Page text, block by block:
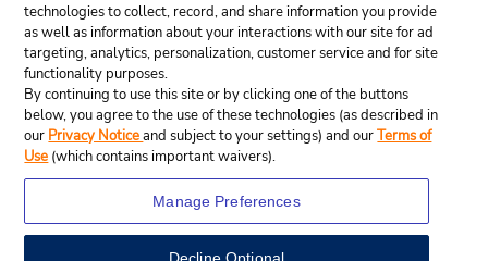
technologies to collect, record, and share information you provide
as well as information about your interactions with our site for ad
targeting, analytics, personalization, customer service and for site
functionality purposes.
By continuing to use this site or by clicking one of the buttons
below, you agree to the use of these technologies (as described in
our Privacy Noticeand subject to your settings) and ourTerms of
Use (which contains important waivers).
Manage Preferences